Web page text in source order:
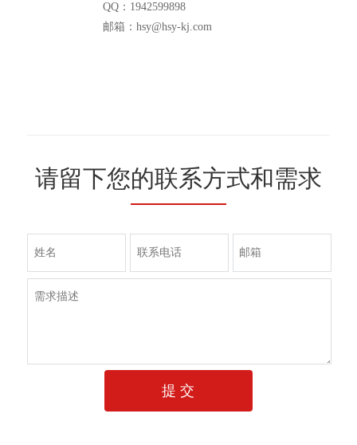
QQ：1942599898
邮箱：hsy@hsy-kj.com
请留下您的联系方式和需求
提 交